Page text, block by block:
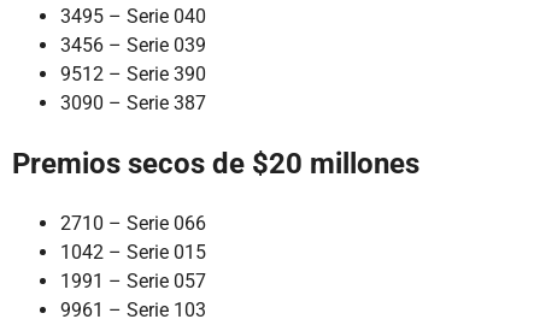
3495 – Serie 040
3456 – Serie 039
9512 – Serie 390
3090 – Serie 387
Premios secos de $20 millones
2710 – Serie 066
1042 – Serie 015
1991 – Serie 057
9961 – Serie 103